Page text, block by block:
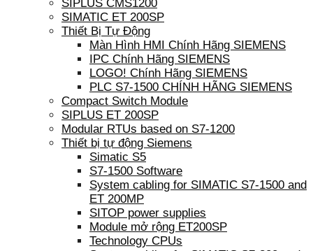
SIPLUS CMS1200
SIMATIC ET 200SP
Thiết Bị Tự Động
Màn Hình HMI Chính Hãng SIEMENS
IPC Chính Hãng SIEMENS
LOGO! Chính Hãng SIEMENS
PLC S7-1500 CHÍNH HÃNG SIEMENS
Compact Switch Module
SIPLUS ET 200SP
Modular RTUs based on S7-1200
Thiết bị tự động Siemens
Simatic S5
S7-1500 Software
System cabling for SIMATIC S7-1500 and
ET 200MP
SITOP power supplies
Module mở rộng ET200SP
Technology CPUs